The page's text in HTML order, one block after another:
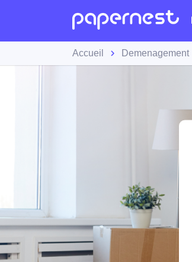
Accueil Demenagement